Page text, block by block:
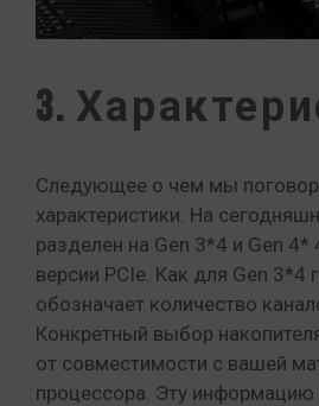
3.
Следующее о чем мы
характеристики. На
разделен на Gen 3*4 и Gen 4*
версии PCIe. Как для Gen 3*4
обозначает количество
Конкретный выбор
от совместимости с вашей
процессора. Эту